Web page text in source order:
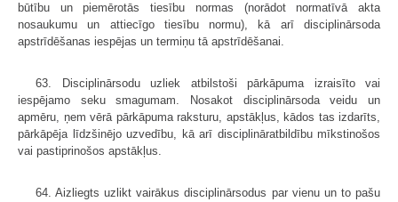
būtību un piemērotās tiesību normas (norādot normatīvā akta
nosaukumu un attiecīgo tiesību normu), kā arī disciplinārsoda
apstrīdēšanas iespējas un termiņu tā apstrīdēšanai.
63. Disciplinārsodu uzliek atbilstoši pārkāpuma izraisīto vai
iespējamo seku smagumam. Nosakot disciplinārsoda veidu un
apmēru, ņem vērā pārkāpuma raksturu, apstākļus, kādos tas izdarīts,
pārkāpēja līdzšinējo uzvedību, kā arī disciplināratbildību mīkstinošos
vai pastiprinošos apstākļus.
64. Aizliegts uzlikt vairākus disciplinārsodus par vienu un to pašu